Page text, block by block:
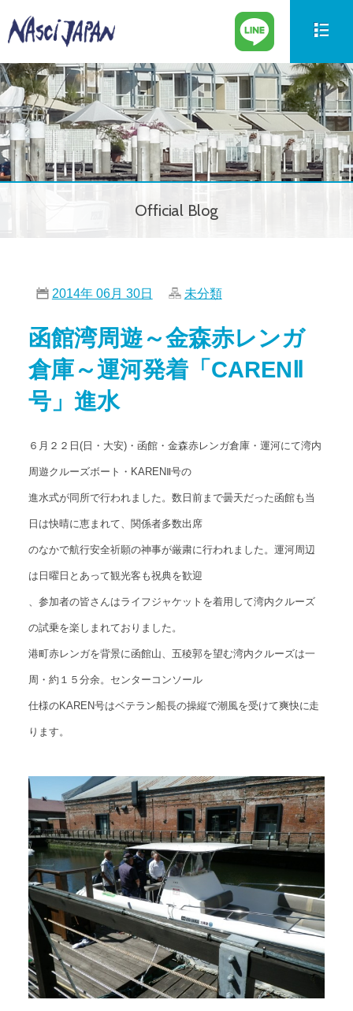
New Boat
新艇情報
Used Boat
中古艇情報
Parts
パーツ情報
会社紹介
Access map
アクセス
公式ブログ
Official Blog
2014年 06月 30日 未分類
函館湾周遊～金森赤レンガ
倉庫～運河発着「CARENⅡ
号」進水
６月２２日(日・大安)・函館・金森赤レンガ倉庫・運河にて湾内
周遊クルーズボート・KARENⅡ号の
進水式が同所で行われました。数日前まで曇天だった函館も当
日は快晴に恵まれて、関係者多数出席
のなかで航行安全祈願の神事が厳粛に行われました。運河周辺
は日曜日とあって観光客も祝典を歓迎
、参加者の皆さんはライフジャケットを着用して湾内クルーズ
の試乗を楽しまれておりました。
港町赤レンガを背景に函館山、五稜郭を望む湾内クルーズは一
周・約１５分余。センターコンソール
仕様のKAREN号はベテラン船長の操縦で潮風を受けて爽快に走
ります。